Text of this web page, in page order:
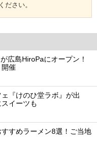
ださい。
広島HiroPaにオープン！
開催
『けのひ堂ラボ』が出
イーツも
すすめラーメン8選！ご当地